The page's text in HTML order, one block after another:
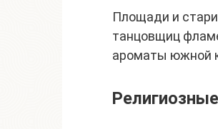
Площади и
танцовщиц
ароматы южной